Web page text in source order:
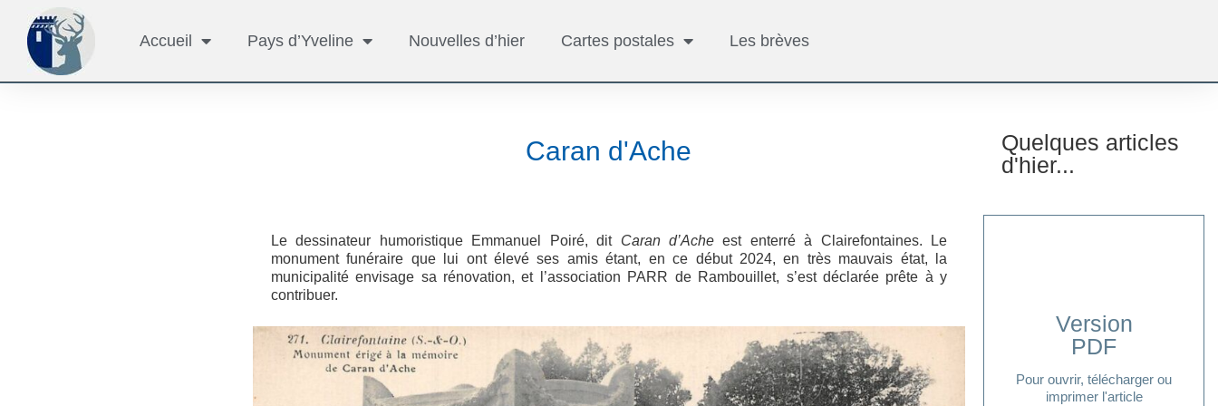
Accueil Pays d’Yveline Nouvelles d’hier Cartes postales Les brèves
Caran d'Ache
Le dessinateur humoristique Emmanuel Poiré, dit Caran d’Acheest enterré à Clairefontaines. Le
monument funéraire que lui ont élevé ses amis étant, en ce début 2024, en très mauvais état, la
municipalité envisage sa rénovation, et l’association PARR de Rambouillet, s’est déclarée prête à y
contribuer.
Quelques articles
d'hier...
Version
PDF
Pour ouvrir, télécharger ou
imprimer l'article
Cliquer ici